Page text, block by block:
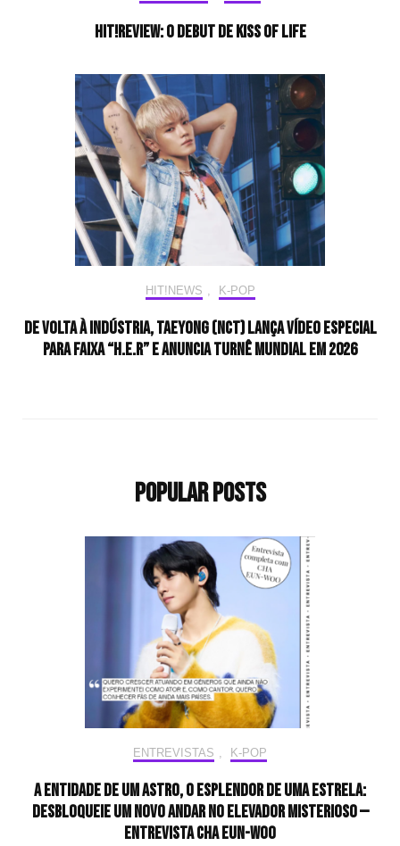
HIT!Review: O Debut de KISS OF LIFE
HIT!NEWS , K-POP
De volta à indústria, TAEYONG (NCT) lança vídeo especial
para faixa “H.E.R” e anuncia turnê mundial em 2026
Popular Posts
ENTREVISTAS , K-POP
A entidade de um astro, o esplendor de uma estrela:
desbloqueie um novo andar no elevador misterioso —
Entrevista CHA EUN-WOO